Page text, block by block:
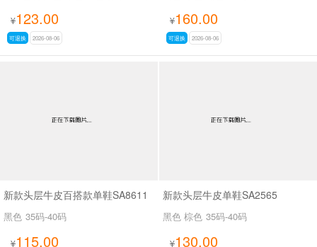
¥123.00
可退换 2026-08-06
¥160.00
可退换 2026-08-06
新款头层牛皮百搭款单鞋SA8611
黑色 35码-40码
¥115.00
新款头层牛皮单鞋SA2565
黑色 棕色 35码-40码
¥130.00